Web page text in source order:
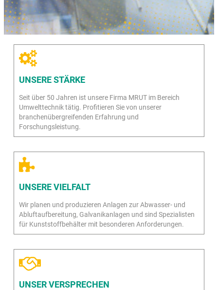
UNSERE STÄRKE
Seit über 50 Jahren ist unsere Firma MRUT im Bereich
Umwelttechnik tätig. Profitieren Sie von unserer
branchenübergreifenden Erfahrung und
Forschungsleistung.
UNSERE VIELFALT
Wir planen und produzieren Anlagen zur Abwasser- und
Abluftaufbereitung, Galvanikanlagen und sind Spezialisten
für Kunststoffbehälter mit besonderen Anforderungen.
UNSER VERSPRECHEN